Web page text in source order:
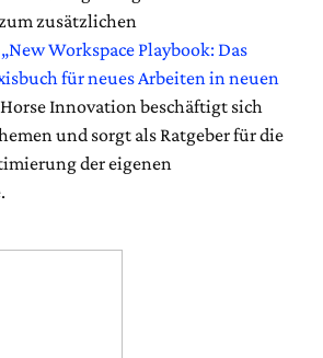
zusätzlichen
„New Workspace Playbook: Das
für neues Arbeiten in neuen
Innovation beschäftigt sich
und sorgt als Ratgeber für die
der eigenen